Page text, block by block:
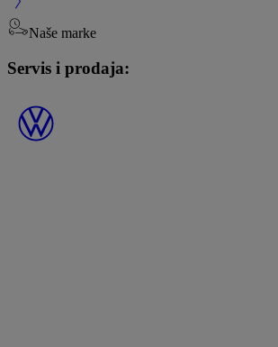
Naše marke
Servis i prodaja: